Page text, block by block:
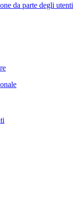
da parte degli utenti